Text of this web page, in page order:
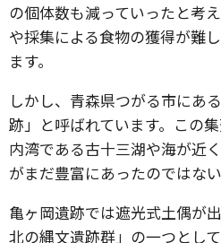
の個体数も減っていったと考
や採集による食物の獲得が難
ます。
しかし、青森県つがる市にあ
跡」と呼ばれています。この
内湾である古十三湖や海が近
がまだ豊富にあったのではな
亀ヶ岡遺跡では遮光式土偶が
北の縄文遺跡群」の一つとし